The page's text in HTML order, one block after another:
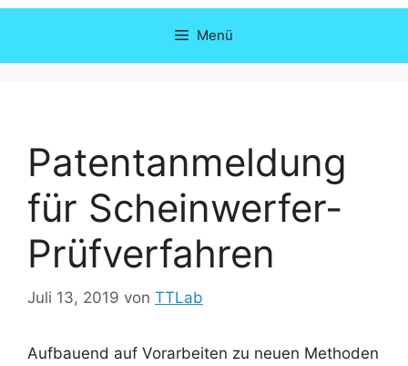
Menü
Patentanmeldung
für Scheinwerfer-
Prüfverfahren
Juli 13, 2019 von TTLab
Aufbauend auf Vorarbeiten zu neuen Methoden